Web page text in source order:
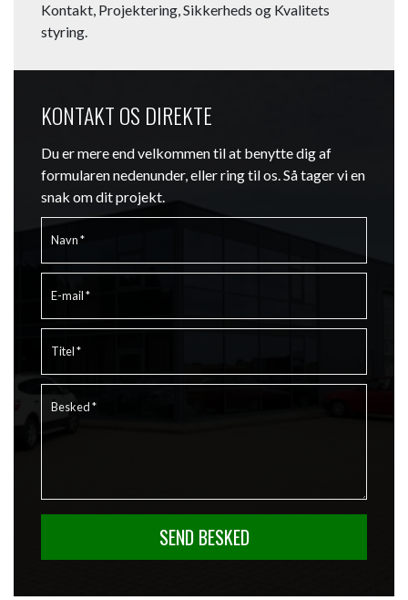
Kontakt, Projektering, Sikkerheds og Kvalitets
styring.
KONTAKT OS DIREKTE
Du er mere end velkommen til at benytte dig af
formularen nedenunder, eller ring til os. Så tager vi en
snak om dit projekt.